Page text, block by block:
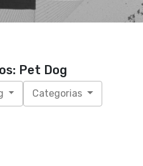
Pet Dog
Categorias